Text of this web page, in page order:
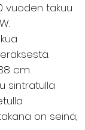
vuoden takuu
cm.
sintratulla
on seinä,